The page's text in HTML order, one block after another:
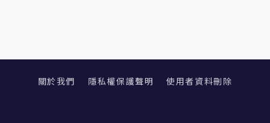
關於我們 隱私權保護聲明 使用者資料刪除